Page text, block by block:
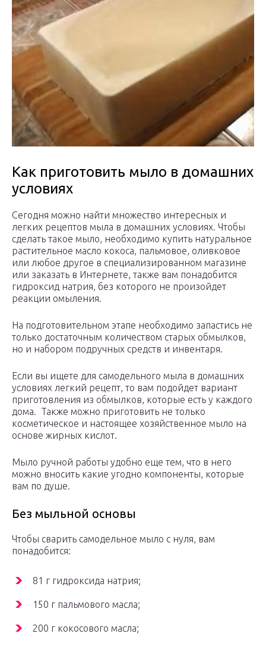
Как приготовить мыло в домашних
условиях
Сегодня можно найти множество интересных и
легких рецептов мыла в домашних условиях. Чтобы
сделать такое мыло, необходимо купить натуральное
растительное масло кокоса, пальмовое, оливковое
или любое другое в специализированном магазине
или заказать в Интернете, также вам понадобится
гидроксид натрия, без которого не произойдет
реакции омыления.
На подготовительном этапе необходимо запастись не
только достаточным количеством старых обмылков,
но и набором подручных средств и инвентаря.
Если вы ищете для самодельного мыла в домашних
условиях легкий рецепт, то вам подойдет вариант
приготовления из обмылков, которые есть у каждого
дома. Также можно приготовить не только
косметическое и настоящее хозяйственное мыло на
основе жирных кислот.
Мыло ручной работы удобно еще тем, что в него
можно вносить какие угодно компоненты, которые
вам по душе.
Без мыльной основы
Чтобы сварить самодельное мыло с нуля, вам
понадобится:
81 г гидроксида натрия;
150 г пальмового масла;
200 г кокосового масла;